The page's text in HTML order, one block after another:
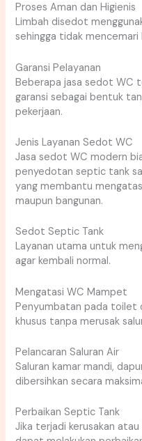
Proses Aman dan Higienis
Limbah disedot
sehingga tidak mencemari
Garansi Pelayanan
Beberapa jasa sedot WC
garansi sebagai bentuk
pekerjaan.
Jenis Layanan Sedot WC
Jasa sedot WC modern
penyedotan septic tank
yang membantu
maupun bangunan.
Sedot Septic Tank
Layanan utama untuk
agar kembali normal.
Mengatasi WC Mampet
Penyumbatan pada toilet
khusus tanpa merusak
Pelancaran Saluran Air
Saluran kamar mandi,
dibersihkan secara
Perbaikan Septic Tank
Jika terjadi kerusakan